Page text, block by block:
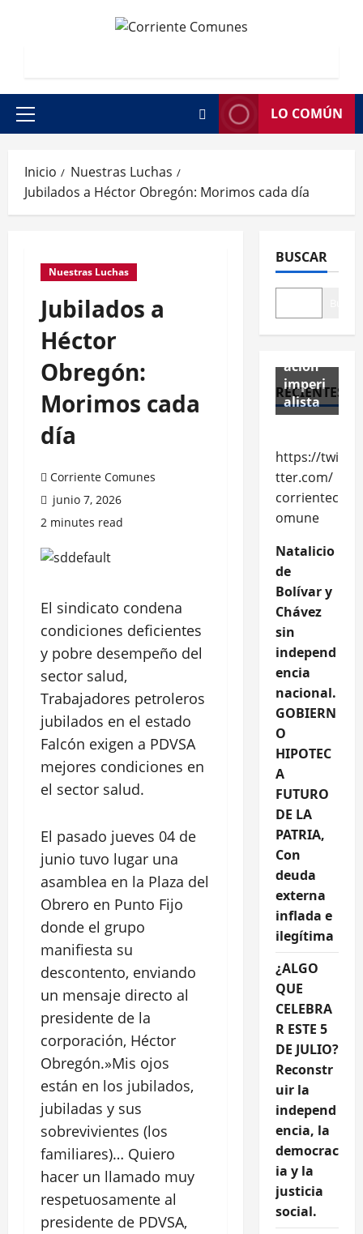
Menú
LO COMÚN
Inicio
Nuestras Luchas
Jubilados a Héctor Obregón: Morimos cada día
Nuestras Luchas
Jubilados a
Héctor
Obregón:
Morimos cada
día
Corriente Comunes
junio 7, 2026
2 minutes read
El sindicato condena
condiciones deficientes
y pobre desempeño del
sector salud,
Trabajadores petroleros
jubilados en el estado
Falcón exigen a PDVSA
mejores condiciones en
el sector salud.
El pasado jueves 04 de
junio tuvo lugar una
asamblea en la Plaza del
Obrero en Punto Fijo
donde el grupo
manifiesta su
descontento, enviando
un mensaje directo al
presidente de la
corporación, Héctor
Obregón.»Mis ojos
están en los jubilados,
jubiladas y sus
sobrevivientes (los
familiares)… Quiero
hacer un llamado muy
respetuosamente al
presidente de PDVSA,
BUSCAR
RECIENTES
Por un
la
ación
imperi
alista
https://twi
tter.com/
corrientec
omune
Natalicio
de
Bolívar y
Chávez
sin
independ
encia
nacional.
GOBIERN
O
HIPOTEC
A
FUTURO
DE LA
PATRIA,
Con
deuda
externa
inflada e
ilegítima
¿ALGO
QUE
CELEBRA
R ESTE 5
DE JULIO?
Reconstr
uir la
independ
encia, la
democrac
ia y la
justicia
social.